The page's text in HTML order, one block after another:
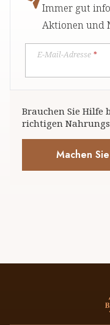
Immer gut
Aktionen und
E-Mail-Adresse *
Brauchen Sie Hilfe
richtigen
Machen